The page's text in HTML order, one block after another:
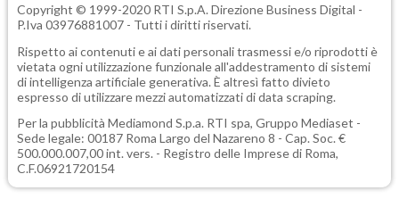
Copyright © 1999-2020 RTI S.p.A. Direzione Business Digital -
P.Iva 03976881007 - Tutti i diritti riservati.
Rispetto ai contenuti e ai dati personali trasmessi e/o riprodotti è
vietata ogni utilizzazione funzionale all'addestramento di sistemi
di intelligenza artificiale generativa. È altresì fatto divieto
espresso di utilizzare mezzi automatizzati di data scraping.
Per la pubblicità Mediamond S.p.a. RTI spa, Gruppo Mediaset -
Sede legale: 00187 Roma Largo del Nazareno 8 - Cap. Soc. €
500.000.007,00 int. vers. - Registro delle Imprese di Roma,
C.F.06921720154